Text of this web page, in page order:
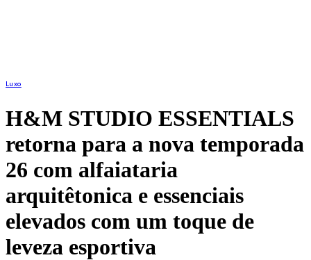
Luxo
H&M STUDIO ESSENTIALS
retorna para a nova temporada
26 com alfaiataria
arquitêtonica e essenciais
elevados com um toque de
leveza esportiva